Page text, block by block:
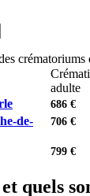
crématoriums
adulte
686 €
de-
706 €
799 €
quels